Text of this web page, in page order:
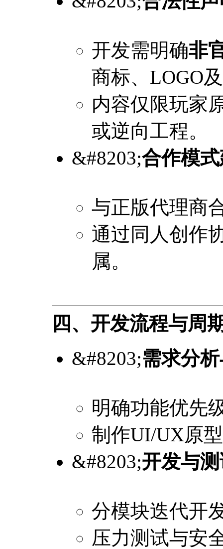
开发需明确非
商标、LOGO
内容仅限玩家
或逆向工程。
&#8203;合作模
与正版代理商
通过同人创作
属。
四、开发流程与周
&#8203;需求分
明确功能优先
制作UI/UX原
&#8203;开发与
分模块迭代开
压力测试与安